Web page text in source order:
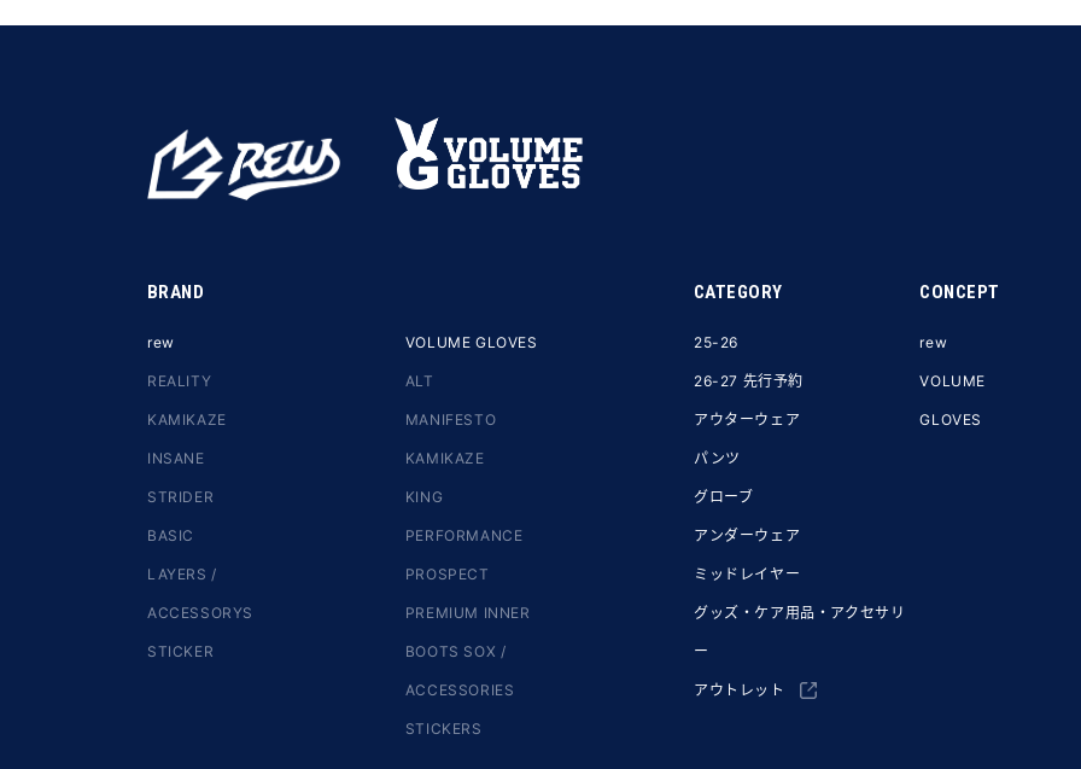
BRAND
rew
REALITY
KAMIKAZE
INSANE
STRIDER
BASIC
LAYERS /
ACCESSORYS
STICKER
VOLUME GLOVES
ALT
MANIFESTO
KAMIKAZE
KING
PERFORMANCE
PROSPECT
PREMIUM INNER
BOOTS SOX /
ACCESSORIES
STICKERS
CATEGORY
25-26
26-27 先行予約
アウターウェア
パンツ
グローブ
アンダーウェア
ミッドレイヤー
グッズ・ケア用品・アクセサリ
ー
アウトレット
CONCEPT
rew
VOLUME
GLOVES